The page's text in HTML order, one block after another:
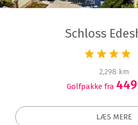
Schloss
2,298 km
Golfpakke fra 449
LÆS MERE